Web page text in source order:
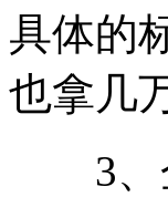
具体的
也拿几
3、